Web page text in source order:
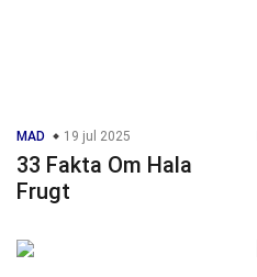
MAD 19 jul 2025
33 Fakta Om Hala
Frugt